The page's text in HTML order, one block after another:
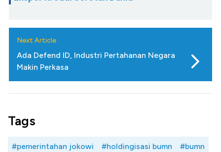
Next Article
Ada Defend ID, Industri Pertahanan Negara
Makin Perkasa
Tags
#pemerintahan jokowi #holdingisasi bumn #bumn